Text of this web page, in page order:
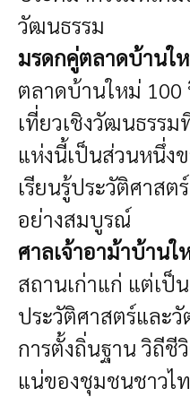
วัฒนธรรม
มรดกคู่ตลาดบ้านใ
ตลาดบ้านใหม่ 100
เที่ยวเชิงวัฒนธรร
แห่งนี้เป็นส่วนหนึ่ง
เรียนรู้ประวัติศาส
อย่างสมบูรณ์
ศาลเจ้าอาม้าบ้านใ
สถานเก่าแก่ แต่เป็
ประวัติศาสตร์และ
การตั้งถิ่นฐาน วิถีชี
แน่ของชุมชนชาวไ